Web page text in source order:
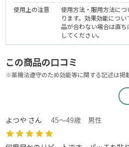
使用上の注意
使用方法・服用方法に
ります。効果効能につ
品が合わない場合は直
してください。
この商品の口コミ
※薬機法遵守のため効能等に関する記述は掲
よつや さん 45～49歳 男性